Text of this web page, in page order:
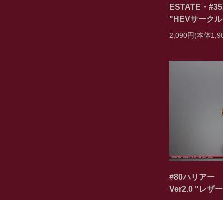
ESTATE・
"HEVサーク
2,090円(本体
#80ハリアー
Ver2.0 "レザ